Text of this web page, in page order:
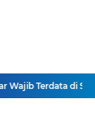
Terdata di